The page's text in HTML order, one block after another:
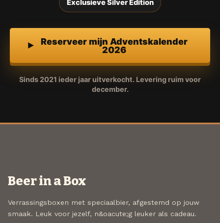
Exclusieve Silver Edition
Reserveer mijn Adventskalender
2026
Sinds 2021 ieder jaar uitverkocht. Levering ruim voor
december.
Beer in a Box
Verrassingsboxen met speciaalbier, afgestemd op jouw
smaak. Leuk voor jezelf, n&oacute;g leuker als cadeau.